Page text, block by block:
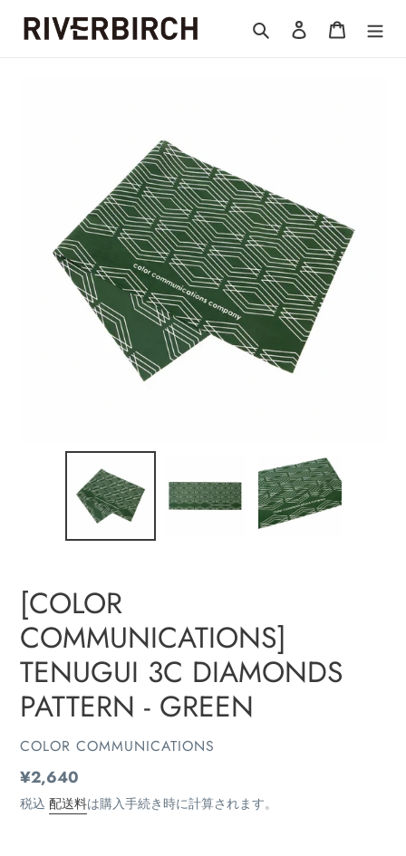
検索 ログインカート
[COLOR
COMMUNICATIONS]
TENUGUI 3C DIAMONDS
PATTERN - GREEN
販
売
元
COLOR COMMUNICATIONS
通
常
¥2,640
税込 配送料は購入手続き時に計算されます。